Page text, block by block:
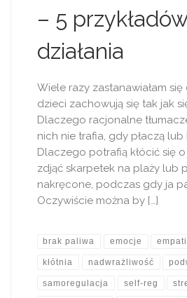
– 5 przykładów
działania
Wiele razy zastanawiałam
dzieci zachowują się tak jak
Dlaczego racjonalne
nich nie trafia, gdy płaczą lub
Dlaczego potrafią kłócić się
zdjąć skarpetek na plaży lub
nakręcone, podczas gdy ja
Oczywiście można by […]
brak paliwa emocje
kłótnia nadwrażliwość
samoregulacja self-reg